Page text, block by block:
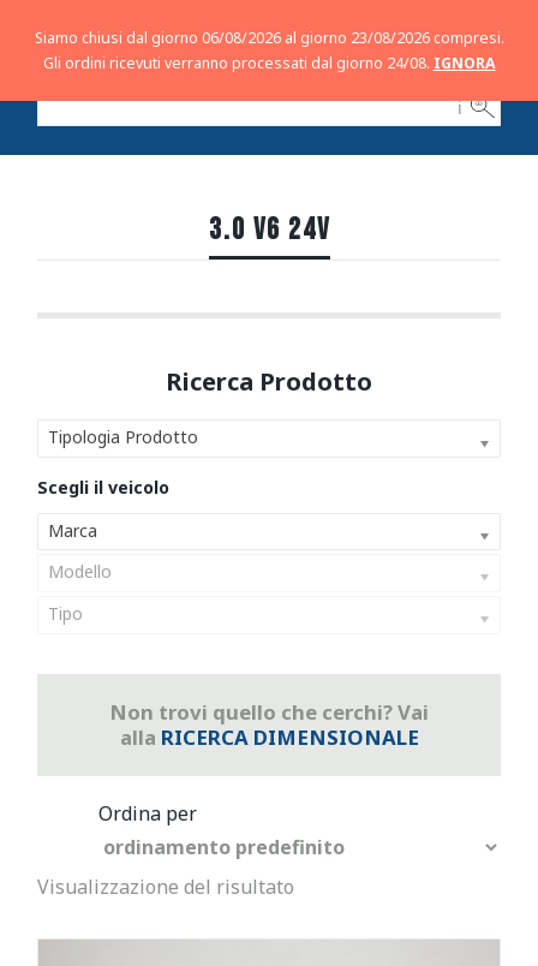
ℹ
3.0 V6 24V
Tipologia Prodotto
Marca
Modello
Tipo
Non trovi quello che cerchi? Vai
alla RICERCA DIMENSIONALE
Visualizzazione del risultato
Siamo chiusi dal giorno 06/08/2026 al giorno 23/08/2026 compresi.
Gli ordini ricevuti verranno processati dal giorno 24/08. IGNORA